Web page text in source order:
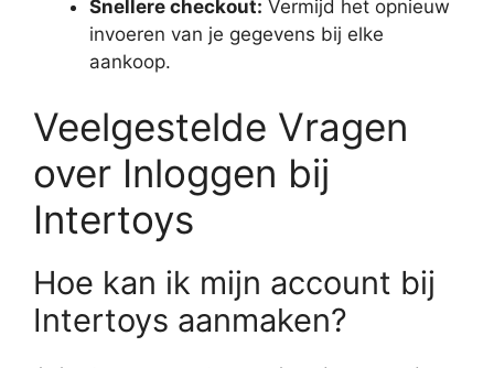
Snellere checkout: Vermijd het opnieuw
invoeren van je gegevens bij elke
aankoop.
Veelgestelde Vragen
over Inloggen bij
Intertoys
Hoe kan ik mijn account bij
Intertoys aanmaken?